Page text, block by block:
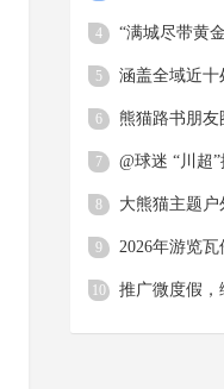
4
5
6
7
8 大熊猫主题户
9 2026年游览
10